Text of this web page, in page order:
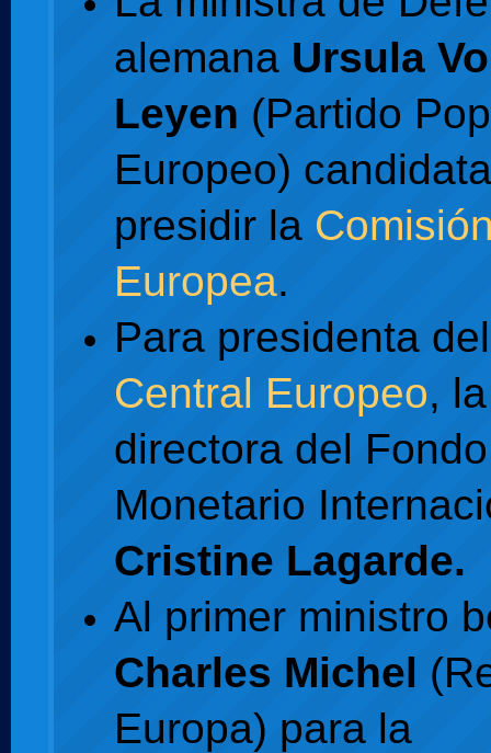
alemana Ursula
Leyen (Partido
Europeo)
presidir la
Europea.
Para presidenta
Central Europeo, la
directora del Fondo
Monetario
Cristine Lagarde.
Al primer ministro
Charles Michel
Europa) para la